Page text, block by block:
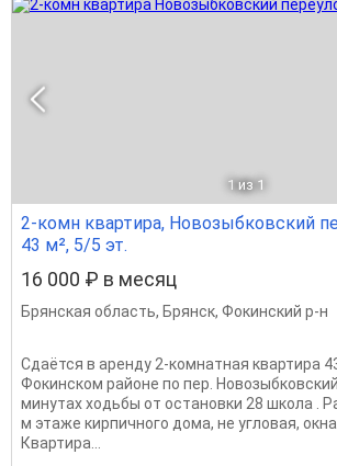
1 из 1
2-комн квартира, Новозыбковский
43 м², 5/5 эт.
16 000 ₽ в месяц
Брянская область, Брянск, Фокинский р-н
Сдаётся в аренду 2-комнатная квартира
Фокинском районе по пер.
минутах ходьбы от остановки 28 школа .
м этаже кирпичного дома, не угловая,
Квартира...